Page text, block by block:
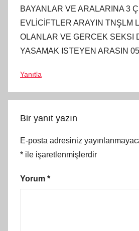
BAYANLAR VE ARALARINA 3
EVLİCİFTLER ARAYIN TNŞLM
OLANLAR VE GERCEK SEKSI
YASAMAK ISTEYEN ARASIN
Yanıtla
Bir yanıt yazın
E-posta adresiniz
* ile işaretlenmişlerdir
Yorum *